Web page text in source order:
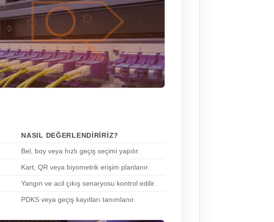
NASIL DEĞERLENDIRIRIZ?
Bel, boy veya hızlı geçiş seçimi yapılır.
Kart, QR veya biyometrik erişim planlanır.
Yangın ve acil çıkış senaryosu kontrol edilir.
PDKS veya geçiş kayıtları tanımlanır.